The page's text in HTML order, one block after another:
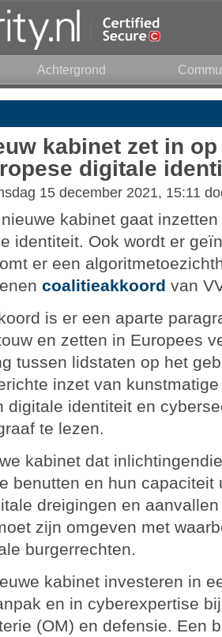
Achtergrond
kabinet zet in
digitale
15 december 2021, 15:11
kabinet gaat
identiteit. Ook wordt er
er een
coalitieakkoord van
is er een aparte
en zetten in Europees
tussen lidstaten op het
inzet van
digitale identiteit en
te lezen.
kabinet dat
benutten en hun capaciteit
dreigingen en
zijn omgeven met
burgerrechten.
kabinet investeren in
en in cyberexpertise
(OM) en defensie. Een